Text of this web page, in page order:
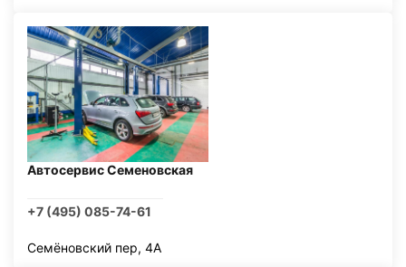
Автосервис Семеновская
+7 (495) 085-74-61
Семёновский пер, 4А